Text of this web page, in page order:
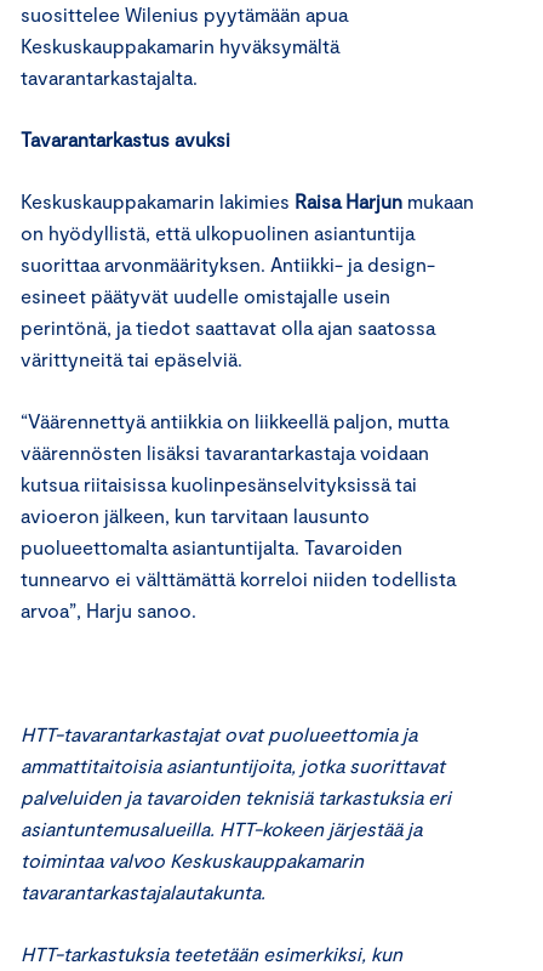
suosittelee Wilenius pyytämään apua
Keskuskauppakamarin hyväksymältä
tavarantarkastajalta.
Tavarantarkastus avuksi
Keskuskauppakamarin lakimies Raisa Harjun mukaan
on hyödyllistä, että ulkopuolinen asiantuntija
suorittaa arvonmäärityksen. Antiikki- ja design-
esineet päätyvät uudelle omistajalle usein
perintönä, ja tiedot saattavat olla ajan saatossa
värittyneitä tai epäselviä.
“Väärennettyä antiikkia on liikkeellä paljon, mutta
väärennösten lisäksi tavarantarkastaja voidaan
kutsua riitaisissa kuolinpesänselvityksissä tai
avioeron jälkeen, kun tarvitaan lausunto
puolueettomalta asiantuntijalta. Tavaroiden
tunnearvo ei välttämättä korreloi niiden todellista
arvoa”, Harju sanoo.
HTT-tavarantarkastajat ovat puolueettomia ja
ammattitaitoisia asiantuntijoita, jotka suorittavat
palveluiden ja tavaroiden teknisiä tarkastuksia eri
asiantuntemusalueilla. HTT-kokeen järjestää ja
toimintaa valvoo Keskuskauppakamarin
tavarantarkastajalautakunta.
HTT-tarkastuksia teetetään esimerkiksi, kun